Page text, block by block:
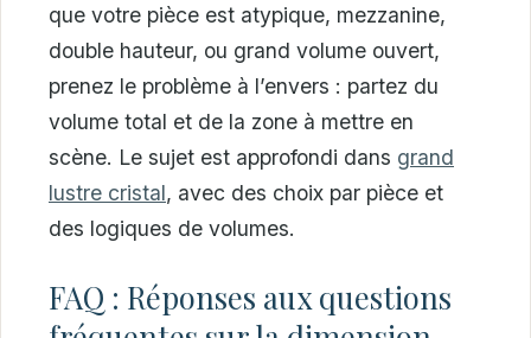
que votre pièce est atypique, mezzanine,
double hauteur, ou grand volume ouvert,
prenez le problème à l’envers : partez du
volume total et de la zone à mettre en
scène. Le sujet est approfondi dans grand
lustre cristal, avec des choix par pièce et
des logiques de volumes.
FAQ : Réponses aux questions